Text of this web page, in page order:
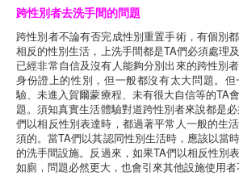
跨性別者去洗手間的問題
跨性別者不論有否完成性別重置手術，有個別
相反的性別生活，上洗手間都是TA們必須處理
已經非常自信及沒有人能夠分別出來的跨性別
身份證上的性別，但一般都沒有太大問題。
驗、未進入賀爾蒙療程、未有很大自信等的TA
題。須知真實生活體驗對道跨性別者來說都是
們以相反性別表達時，都過著平常人一般的生
須的。當TA們以其認同性別生活時，應該以當
的洗手間設施。反過來，如果TA們以相反性別
如廁，問題必然更大，也會引來其他設施使用者